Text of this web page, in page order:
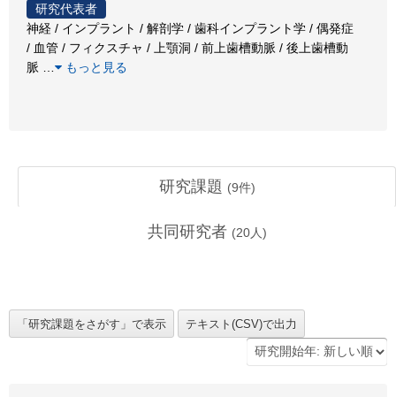
研究代表者
神経 / インプラント / 解剖学 / 歯科インプラント学 / 偶発症
/ 血管 / フィクスチャ / 上顎洞 / 前上歯槽動脈 / 後上歯槽動
脈
もっと見る
研究課題 (9件)
共同研究者 (20人)